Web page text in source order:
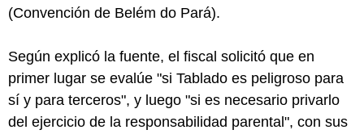
(Convención de Belém do Pará).
Según explicó la fuente, el fiscal solicitó que en
primer lugar se evalúe "si Tablado es peligroso para
sí y para terceros", y luego "si es necesario privarlo
del ejercicio de la responsabilidad parental", con sus